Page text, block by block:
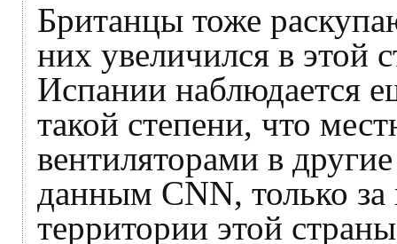
Британцы тоже
них увеличился в этой
Испании наблюдается
такой степени, что
вентиляторами в
данным CNN, только
территории этой